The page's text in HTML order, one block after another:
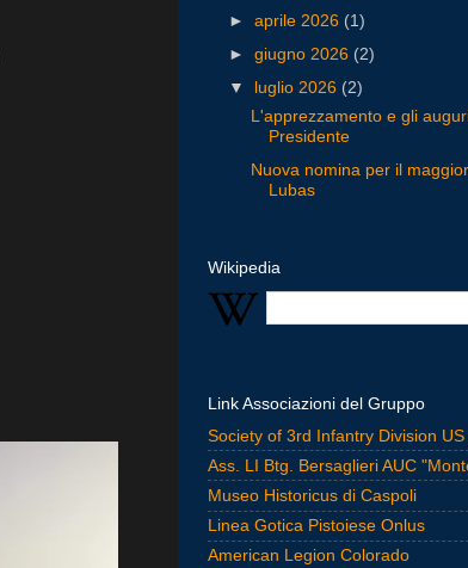
►aprile 2026 (1)
►giugno 2026 (2)
▼ luglio 2026 (2)
L'apprezzamento e gli
Presidente
Nuova nomina per il
Lubas
Wikipedia
Link Associazioni del Gruppo
Society of 3rd Infantry Division US
Ass. LI Btg. Bersaglieri AUC
Museo Historicus di Caspoli
Linea Gotica Pistoiese Onlus
American Legion Colorado